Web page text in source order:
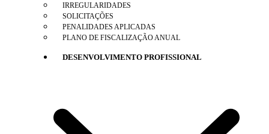
IRREGULARIDADES
SOLICITAÇÕES
PENALIDADES APLICADAS
PLANO DE FISCALIZAÇÃO ANUAL
DESENVOLVIMENTO PROFISSIONAL